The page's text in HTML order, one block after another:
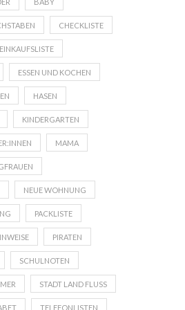
CHECKLISTE
EINKAUFSLISTE
ESSEN UND KOCHEN
HASEN
KINDERGARTEN
MAMA
NEUE WOHNUNG
PACKLISTE
PIRATEN
SCHULNOTEN
STADT LAND FLUSS
TELEFONLISTEN